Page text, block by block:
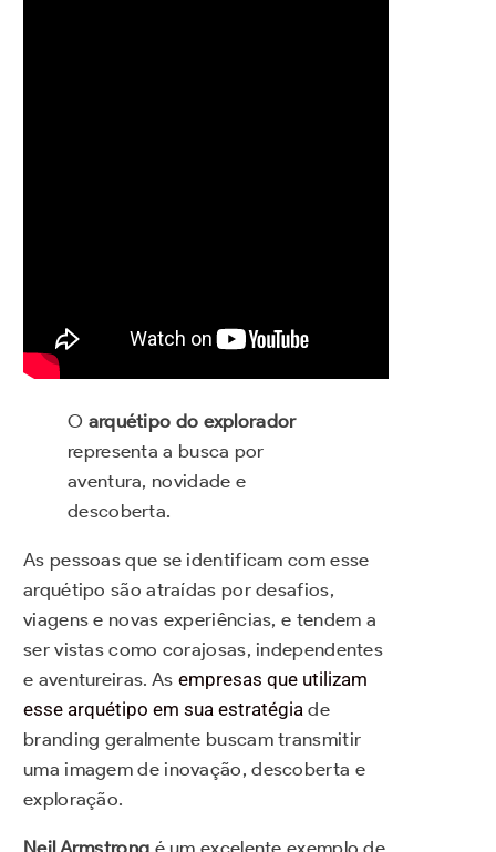
O arquétipo do explorador
representa a busca por
aventura, novidade e
descoberta.
As pessoas que se identificam com esse
arquétipo são atraídas por desafios,
viagens e novas experiências, e tendem a
ser vistas como corajosas, independentes
e aventureiras. As empresas que utilizam
esse arquétipo em sua estratégia de
branding geralmente buscam transmitir
uma imagem de inovação, descoberta e
exploração.
Neil Armstrong é um excelente exemplo de